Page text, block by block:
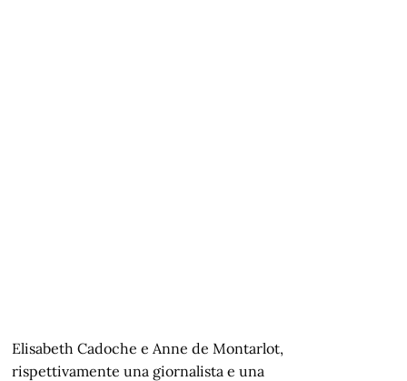
Elisabeth Cadoche e Anne de Montarlot,
rispettivamente una giornalista e una